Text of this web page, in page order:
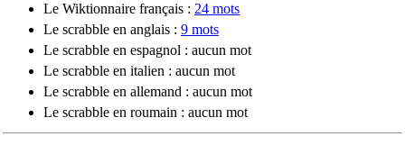
Le Wiktionnaire français : 24 mots
Le scrabble en anglais : 9 mots
Le scrabble en espagnol : aucun mot
Le scrabble en italien : aucun mot
Le scrabble en allemand : aucun mot
Le scrabble en roumain : aucun mot